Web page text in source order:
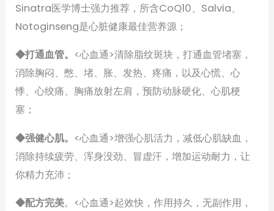
Sinatra医学博士强力推荐，所含CoQ10、Salvia、
Notoginseng是心脏健康最佳营养源；
◆打通血管。 <心血通>清除脂纹斑块，打通血管堵塞，
消除胸闷、憋、堵、胀、发热、疼痛，以及心慌、心
悸、心绞痛、胸痛放射左肩，预防动脉硬化、心肌梗
塞；
◆强健心肌。 <心血通>增强心肌活力，减低心肌缺血，
消除持续疲劳、浑身没劲、冒虚汗，增加运动耐力，让
你精力充沛；
◆配方完美。<心血通>起效快，作用持久，无副作用，